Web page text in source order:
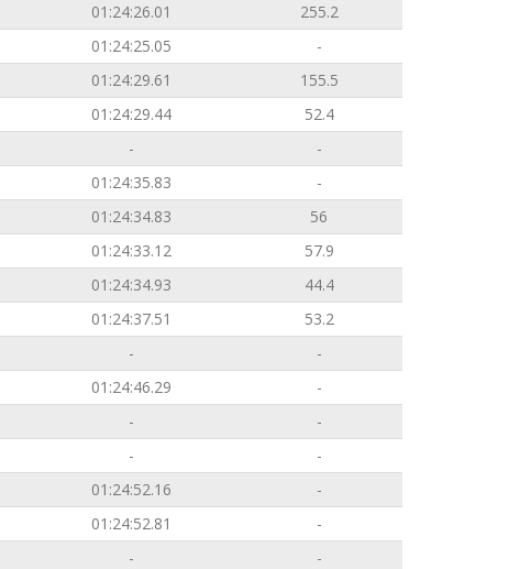
01:24:26.01
255.2
01:24:25.05
-
01:24:29.61
155.5
01:24:29.44
52.4
-
-
01:24:35.83
-
01:24:34.83
56
01:24:33.12
57.9
01:24:34.93
44.4
01:24:37.51
53.2
-
-
01:24:46.29
-
-
-
-
-
01:24:52.16
-
01:24:52.81
-
-
-